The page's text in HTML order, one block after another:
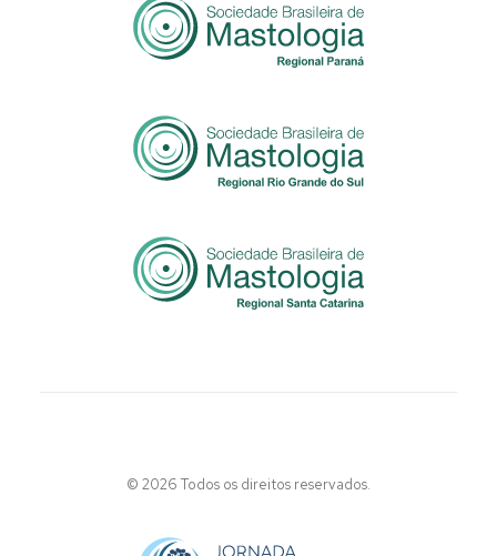
© 2026 Todos os direitos reservados.